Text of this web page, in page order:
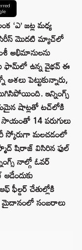
‘ఎ’ జట్ల మధ్య
సిరీస్ మొదటి మ్యాచ్‌లో
అభిమానులను
ఫామ్‌లో ఉన్న వైభవ్ ఈ
పెట్టుకున్నారు,
ఇన్నింగ్స్
షాట్లతో టచ్‌లోకి
సాయంతో 14 పరుగులు
స్కోరుగా మలచడంలో
షిరాజ్ విసిరిన ఫుల్
నాల్గో ఓవర్
ఫీల్డర్ చేతుల్లోకి
మైదానంలో సంబరాలు